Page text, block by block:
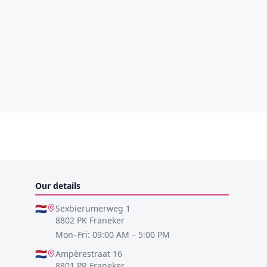
Our details
🇳🇱
Sexbierumerweg 1
8802 PK Franeker
Mon–Fri: 09:00 AM – 5:00 PM
🇳🇱
Ampèrestraat 16